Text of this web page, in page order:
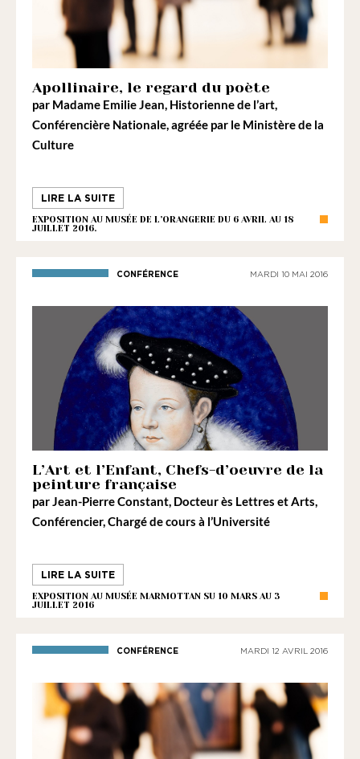
Apollinaire, le regard du poète
par Madame Emilie Jean, Historienne de l’art,
Conférencière Nationale, agréée par le Ministère de la
Culture
LIRE LA SUITE
EXPOSITION AU MUSÉE DE L’ORANGERIE DU 6 AVRIL AU 18
JUILLET 2016.
CONFÉRENCE MARDI 10 MAI 2016
L’Art et l’Enfant, Chefs-d’oeuvre de la
peinture française
parJean-Pierre Constant, Docteur ès Lettres et Arts,
Conférencier, Chargé de cours à l’Université
LIRE LA SUITE
EXPOSITION AU MUSÉE MARMOTTAN SU 10 MARS AU 3
JUILLET 2016
CONFÉRENCE MARDI 12 AVRIL 2016